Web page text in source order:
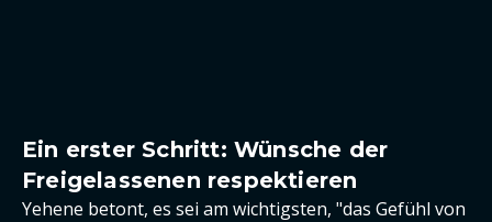
Ein erster Schritt: Wünsche der
Freigelassenen respektieren
Yehene betont, es sei am wichtigsten, "das Gefühl von